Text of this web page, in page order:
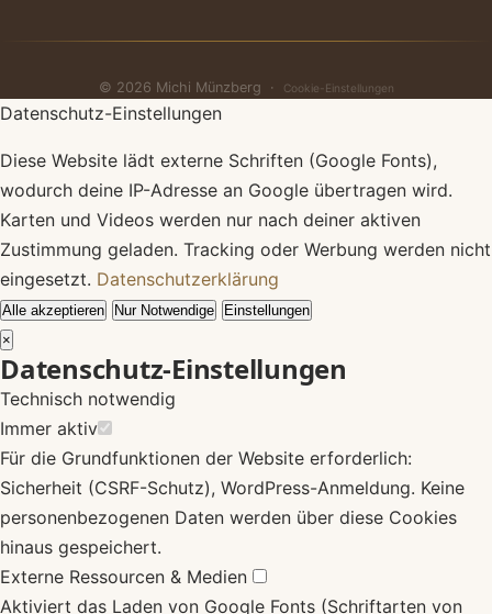
© 2026 Michi Münzberg · Cookie-Einstellungen
Datenschutz-Einstellungen
Diese Website lädt externe Schriften (Google Fonts),
wodurch deine IP-Adresse an Google übertragen wird.
Karten und Videos werden nur nach deiner aktiven
Zustimmung geladen. Tracking oder Werbung werden nicht
eingesetzt. Datenschutzerklärung
Alle akzeptieren Nur Notwendige
Einstellungen
×
Datenschutz-Einstellungen
Technisch notwendig
Immer aktiv
Für die Grundfunktionen der Website erforderlich:
Sicherheit (CSRF-Schutz), WordPress-Anmeldung. Keine
personenbezogenen Daten werden über diese Cookies
hinaus gespeichert.
Externe Ressourcen & Medien
Aktiviert das Laden von Google Fonts (Schriftarten von